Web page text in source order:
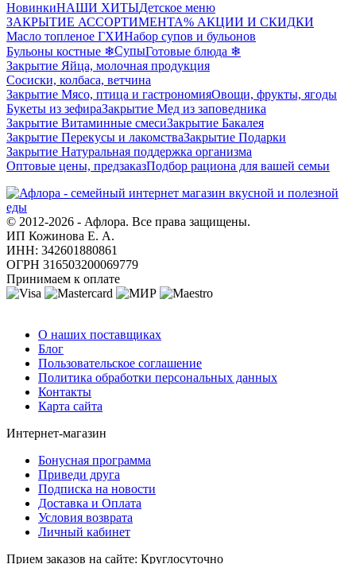
НовинкиНАШИ ХИТЫДетское меню
ЗАКРЫТИЕ АССОРТИМЕНТА% АКЦИИ И СКИДКИ
Масло топленое ГХИНабор супов и бульонов
Бульоны костные ❄СупыГотовые блюда ❄
Закрытие Яйца, молочная продукция
Сосиски, колбаса, ветчина
Закрытие Мясо, птица и гастрономияОвощи, фрукты, ягоды
Букеты из зефираЗакрытие Мед из заповедника
Закрытие Витаминные смесиЗакрытие Бакалея
Закрытие Перекусы и лакомстваЗакрытие Подарки
Закрытие Натуральная поддержка организма
Оптовые цены, предзаказПодбор рациона для вашей семьи
© 2012-2026 - Афлора. Все права защищены.
ИП Кожинова Е. А.
ИНН: 342601880861
ОГРН 316503200069779
Принимаем к оплате
О наших поставщиках
Блог
Пользовательское соглашение
Политика обработки персональных данных
Контакты
Карта сайта
Интернет-магазин
Бонусная программа
Приведи друга
Подписка на новости
Доставка и Оплата
Условия возврата
Личный кабинет
Прием заказов на сайте: Круглосуточно